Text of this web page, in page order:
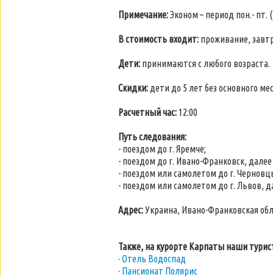
Примечание:Эконом – период пон.- пт.
В стоимость входит: проживание,
Дети: принимаются с любого возраста.
Скидки: дети до 5 лет без основного
Расчетный час: 12:00
Путь следования:
- поездом до г. Яремче;
- поездом до г. Ивано-Франковск,
- поездом или самолетом до г.
- поездом или самолетом до г. Львов,
Адрес:Украина, Ивано-Франковская
Также, на курорте Карпаты наши
· Отель Водоспад
· Пансионат Полярис